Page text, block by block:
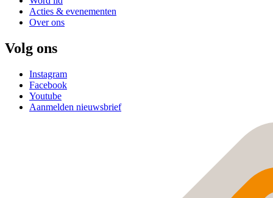
Acties & evenementen
Over ons
Volg ons
Instagram
Facebook
Youtube
Aanmelden nieuwsbrief